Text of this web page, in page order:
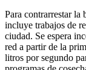
Para contrarrestar la
incluye trabajos de
ciudad. Se espera
red a partir de la
litros por segundo